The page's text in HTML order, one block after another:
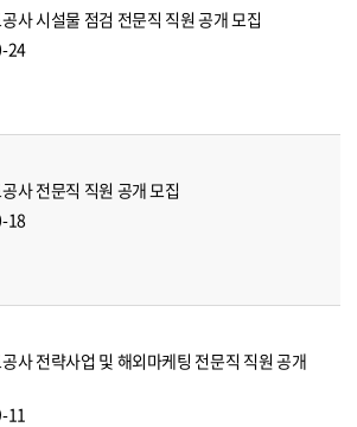
사 시설물 점검 전문직 직원 공개 모집
24
사 전문직 직원 공개 모집
18
사 전략사업 및 해외마케팅 전문직 직원 공개
11